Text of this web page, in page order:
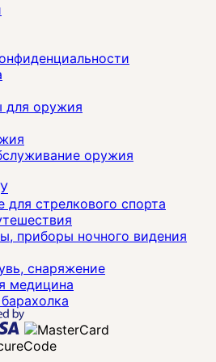
для оружия
оружия
для стрелкового спорта
приборы ночного видения
снаряжение
медицина